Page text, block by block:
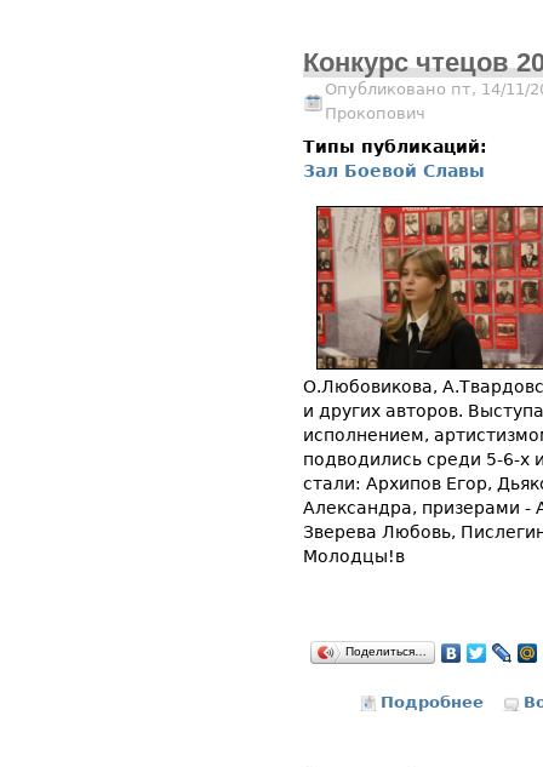
Конкурс чтецов
Опубликовано пт, 14/11/
Прокопович
Типы публикаций:
Зал Боевой Славы
О.Любовикова,
и других авторов.
исполнением,
подводились среди 5-6-х
стали: Архипов Егор,
Александра, призерами -
Зверева Любовь,
Молодцы!в
Поделиться…
Подробнее о